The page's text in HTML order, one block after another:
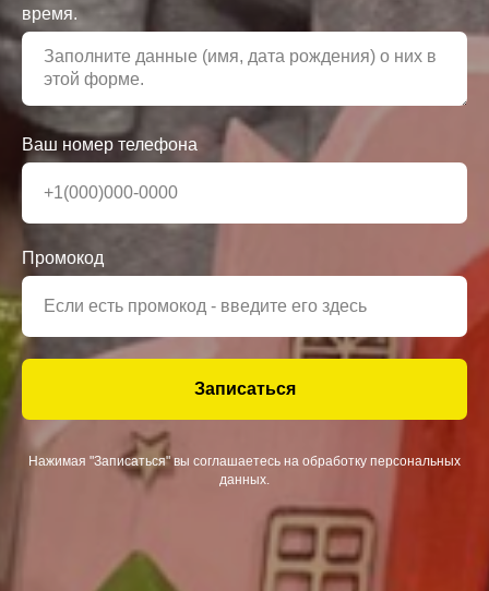
время.
Ваш номер телефона
Промокод
Записаться
Нажимая "Записаться" вы соглашаетесь на обработку персональных
данных.